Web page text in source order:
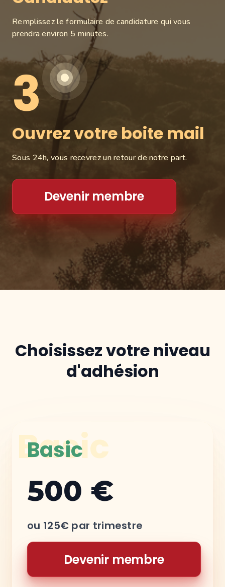
Remplissez le formulaire de candidature qui vous
prendra environ 5 minutes.
3
Ouvrez votre boite mail
Sous 24h, vous recevrez un retour de notre part.
Devenir membre
Choisissez votre niveau
d'adhésion
Basic
Basic
500 €
ou 125€ par trimestre
Devenir membre